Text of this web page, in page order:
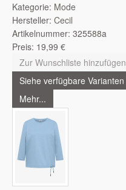
Kategorie: Mode
Hersteller: Cecil
Artikelnummer: 325588a
Preis: 19,99 €
Zur Wunschliste hinzufügen
Siehe verfügbare Varianten
Mehr...